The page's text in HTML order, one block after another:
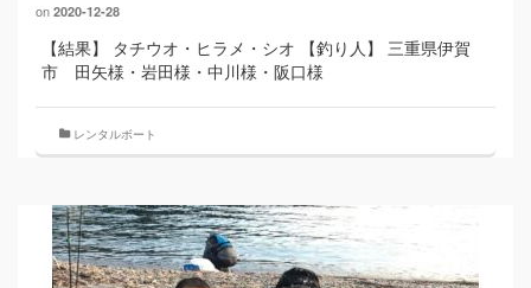
on 2020-12-28
【結果】 タチウオ・ヒラメ・シオ 【釣り人】 三重県伊賀
市 田矢様・岩田様・中川様・阪口様
レンタルボート